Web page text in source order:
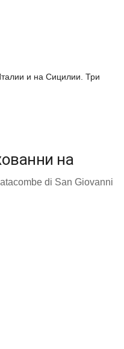
и на Сицилии. Три
на
di San Giovanni